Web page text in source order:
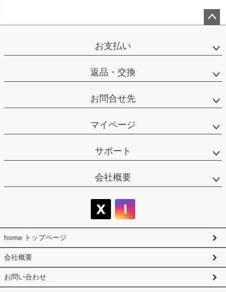
ップ
お支払い
返品・交換
お問合せ先
マイページ
サポート
会社概要
home トップページ
会社概要
お問い合わせ